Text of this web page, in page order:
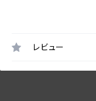
レビュー